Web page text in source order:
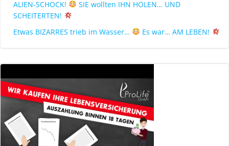
ALIEN-SCHOCK!
SIE wollten IHN HOLEN… UND
SCHEITERTEN!
Etwas BIZARRES trieb im Wasser…
Es war… AM LEBEN!